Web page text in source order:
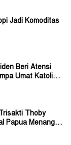
Jadi Komoditas
Beri Atensi
Umat Katolik
Thoby
Papua Menangis: